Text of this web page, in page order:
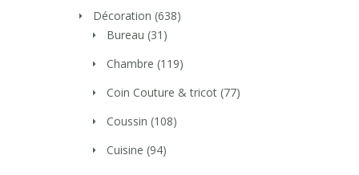
Décoration (638)
Bureau (31)
Chambre (119)
Coin Couture & tricot (77)
Coussin (108)
Cuisine (94)